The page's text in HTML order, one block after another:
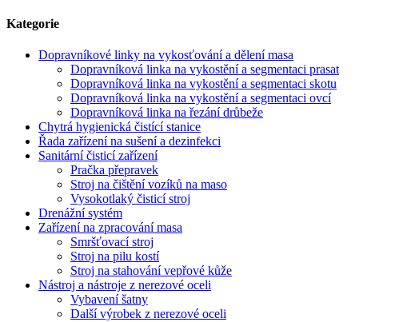
Kategorie
Dopravníkové linky na vykosťování a dělení masa
Dopravníková linka na vykostění a segmentaci prasat
Dopravníková linka na vykostění a segmentaci skotu
Dopravníková linka na vykostění a segmentaci ovcí
Dopravníková linka na řezání drůbeže
Chytrá hygienická čistící stanice
Řada zařízení na sušení a dezinfekci
Sanitární čisticí zařízení
Pračka přepravek
Stroj na čištění vozíků na maso
Vysokotlaký čisticí stroj
Drenážní systém
Zařízení na zpracování masa
Smršťovací stroj
Stroj na pilu kostí
Stroj na stahování vepřové kůže
Nástroj a nástroje z nerezové oceli
Vybavení šatny
Další výrobek z nerezové oceli